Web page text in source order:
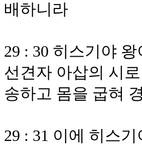
배하니라
29 : 30 히스기야
선견자 아삽의 시
송하고 몸을 굽혀
29 : 31 이에 히스